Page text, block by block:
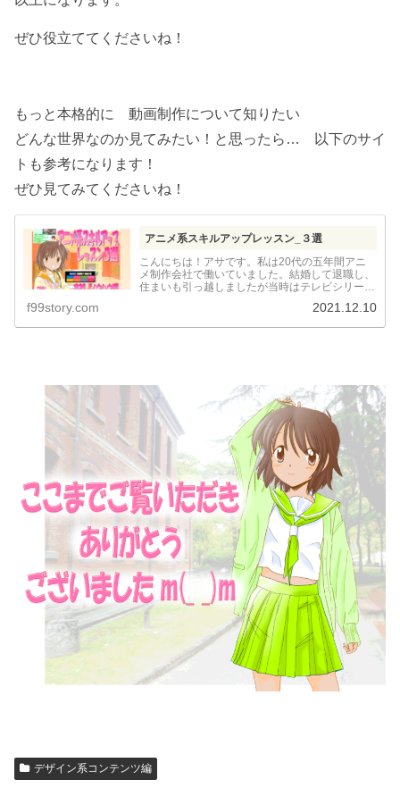
ぜひ役立ててくださいね！
もっと本格的に 動画制作について知りたい
どんな世界なのか見てみたい！と思ったら… 以下のサイ
トも参考になります！
ぜひ見てみてくださいね！
アニメ系スキルアップレッスン_３選
こんにちは！アサです。私は20代の五年間アニ
メ制作会社で働いていました。結婚して退職し、
住まいも引っ越しましたが当時はテレビシリーズ
レコを見学に行ったりスゴ腕の作画監督さ...
f99story.com 2021.12.10
デザイン系コンテンツ編